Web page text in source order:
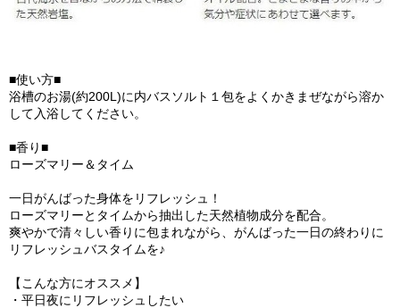
■使い方■
浴槽のお湯(約200L)に内バスソルト１包をよくかきまぜながら溶か
して入浴してください。
■香り■
ローズマリー＆タイム
一日がんばった身体をリフレッシュ！
ローズマリーとタイムから抽出した天然植物成分を配合。
爽やかで清々しい香りに包まれながら、がんばった一日の終わりに
リフレッシュバスタイムを♪
【こんな方にオススメ】
・平日夜にリフレッシュしたい